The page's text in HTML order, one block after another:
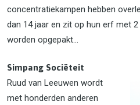
concentratiekampen hebben
dan 14 jaar en zit op hun erf met
worden opgepakt...
Simpang Sociëteit
Ruud van Leeuwen wordt
met honderden anderen